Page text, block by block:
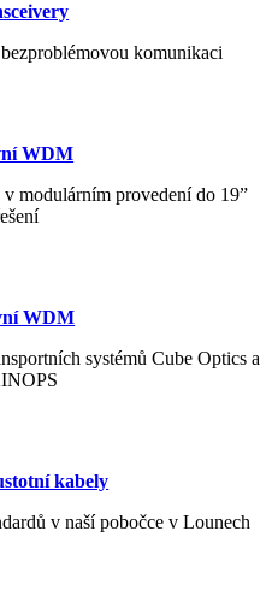
komunikaci
WDM
modulárním provedení do 19”
WDM
systémů Cube Optics a
kabely
v naší pobočce v Lounech